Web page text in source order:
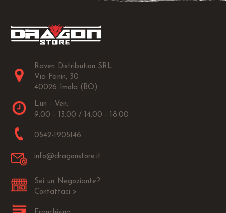
Raven Distribution SRL
Via Fanin, 30
40026 Imola (BO)
Lun - Ven:
9.00 - 13.00 / 14.00 - 18.00
0542-1905146
info@dragonstore.it
Sei un Negoziante?
Contattaci >